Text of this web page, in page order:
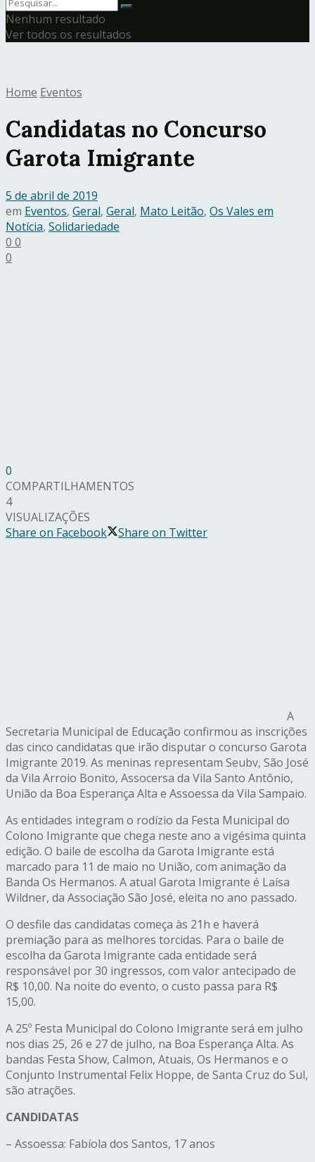
Nenhum resultado
Ver todos os resultados
Home Eventos
Candidatas no Concurso
Garota Imigrante
5 de abril de 2019
em Eventos, Geral, Geral, Mato Leitão, Os Vales em
Notícia, Solidariedade
0 0
0
0
COMPARTILHAMENTOS
4
VISUALIZAÇÕES
Share on Facebook
Share on Twitter
A
Secretaria Municipal de Educação confirmou as inscrições
das cinco candidatas que irão disputar o concurso Garota
Imigrante 2019. As meninas representam Seubv, São José
da Vila Arroio Bonito, Assocersa da Vila Santo Antônio,
União da Boa Esperança Alta e Assoessa da Vila Sampaio.
As entidades integram o rodízio da Festa Municipal do
Colono Imigrante que chega neste ano a vigésima quinta
edição. O baile de escolha da Garota Imigrante está
marcado para 11 de maio no União, com animação da
Banda Os Hermanos. A atual Garota Imigrante é Laísa
Wildner, da Associação São José, eleita no ano passado.
O desfile das candidatas começa às 21h e haverá
premiação para as melhores torcidas. Para o baile de
escolha da Garota Imigrante cada entidade será
responsável por 30 ingressos, com valor antecipado de
R$ 10,00. Na noite do evento, o custo passa para R$
15,00.
A 25º Festa Municipal do Colono Imigrante será em julho
nos dias 25, 26 e 27 de julho, na Boa Esperança Alta. As
bandas Festa Show, Calmon, Atuais, Os Hermanos e o
Conjunto Instrumental Felix Hoppe, de Santa Cruz do Sul,
são atrações.
CANDIDATAS
– Assoessa: Fabíola dos Santos, 17 anos